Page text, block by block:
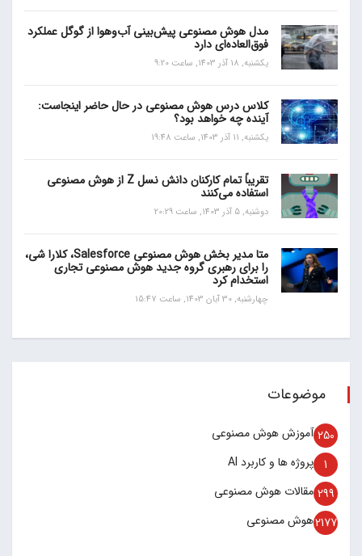
مدل هوش مصنوعی پیش‌بینی آب‌و‌هوا از گوگل عملکرد
فوق‌العاده‌ای دارد
یکشنبه, 18 آذر 1403, ساعت 9:20
کلاس درس هوش مصنوعی در حال حاضر اینجاست:
آینده چه خواهد بود؟
یکشنبه, 11 آذر 1403, ساعت 19:48
تقریباً تمام کارکنان دانش نسل Z از هوش مصنوعی
استفاده می‌کنند
دوشنبه, 5 آذر 1403, ساعت 20:29
متا مدیر بخش هوش مصنوعی Salesforce، کلارا شی،
را برای رهبری گروه جدید هوش مصنوعی تجاری
استخدام کرد
چهارشنبه, 30 آبان 1403, ساعت 15:47
موضوعات
آموزش هوش مصنوعی 250
پروژه ها و کاربرد AI 1
مقالات هوش مصنوعی 299
هوش مصنوعی2177